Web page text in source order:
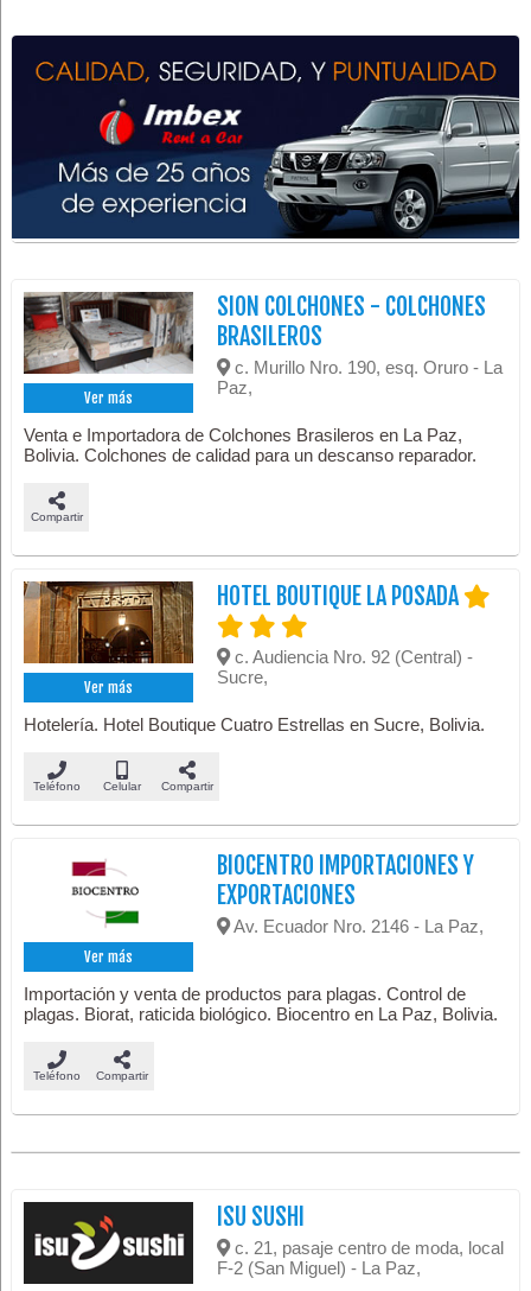
Ver más
SION COLCHONES - COLCHONES
BRASILEROS
c. Murillo Nro. 190, esq. Oruro - La
Paz,
Venta e Importadora de Colchones Brasileros en La Paz,
Bolivia. Colchones de calidad para un descanso reparador.
Compartir
Ver más
HOTEL BOUTIQUE LA POSADA
c. Audiencia Nro. 92 (Central) -
Sucre,
Hotelería. Hotel Boutique Cuatro Estrellas en Sucre, Bolivia.
Teléfono Celular Compartir
Ver más
BIOCENTRO IMPORTACIONES Y
EXPORTACIONES
Av. Ecuador Nro. 2146 - La Paz,
Importación y venta de productos para plagas. Control de
plagas. Biorat, raticida biológico. Biocentro en La Paz, Bolivia.
Teléfono Compartir
ISU SUSHI
c. 21, pasaje centro de moda, local
F-2 (San Miguel) - La Paz,